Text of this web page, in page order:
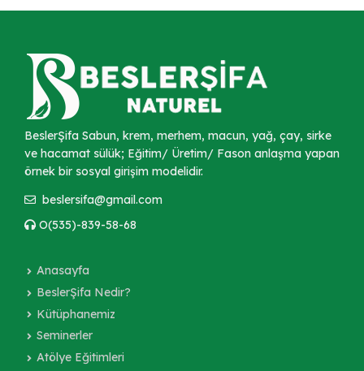
BeslerŞifa Sabun, krem, merhem, macun, yağ, çay, sirke
ve hacamat sülük; Eğitim/ Üretim/ Fason anlaşma yapan
örnek bir sosyal girişim modelidir.
beslersifa@gmail.com
O(535)-839-58-68
Anasayfa
BeslerŞifa Nedir?
Kütüphanemiz
Seminerler
Atölye Eğitimleri